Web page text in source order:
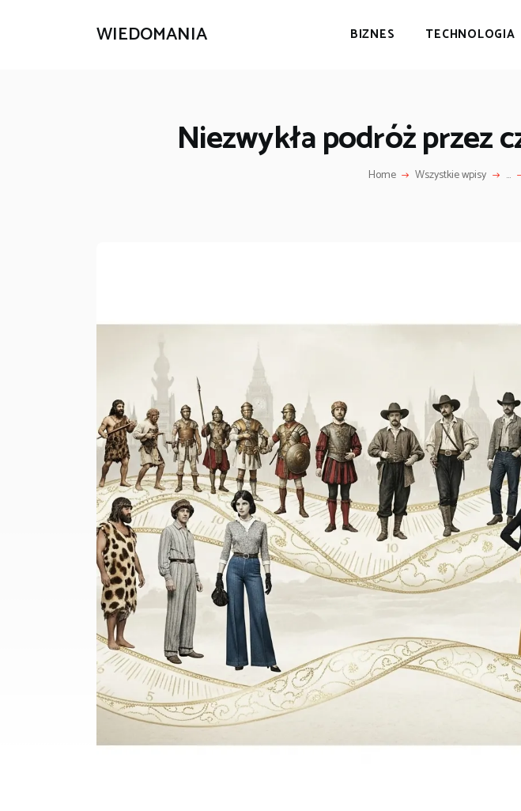
WIEDOMANIA BIZNES TECHNOLOGIA
Niezwykła podróż przez
Home Wszystkie wpisy ...